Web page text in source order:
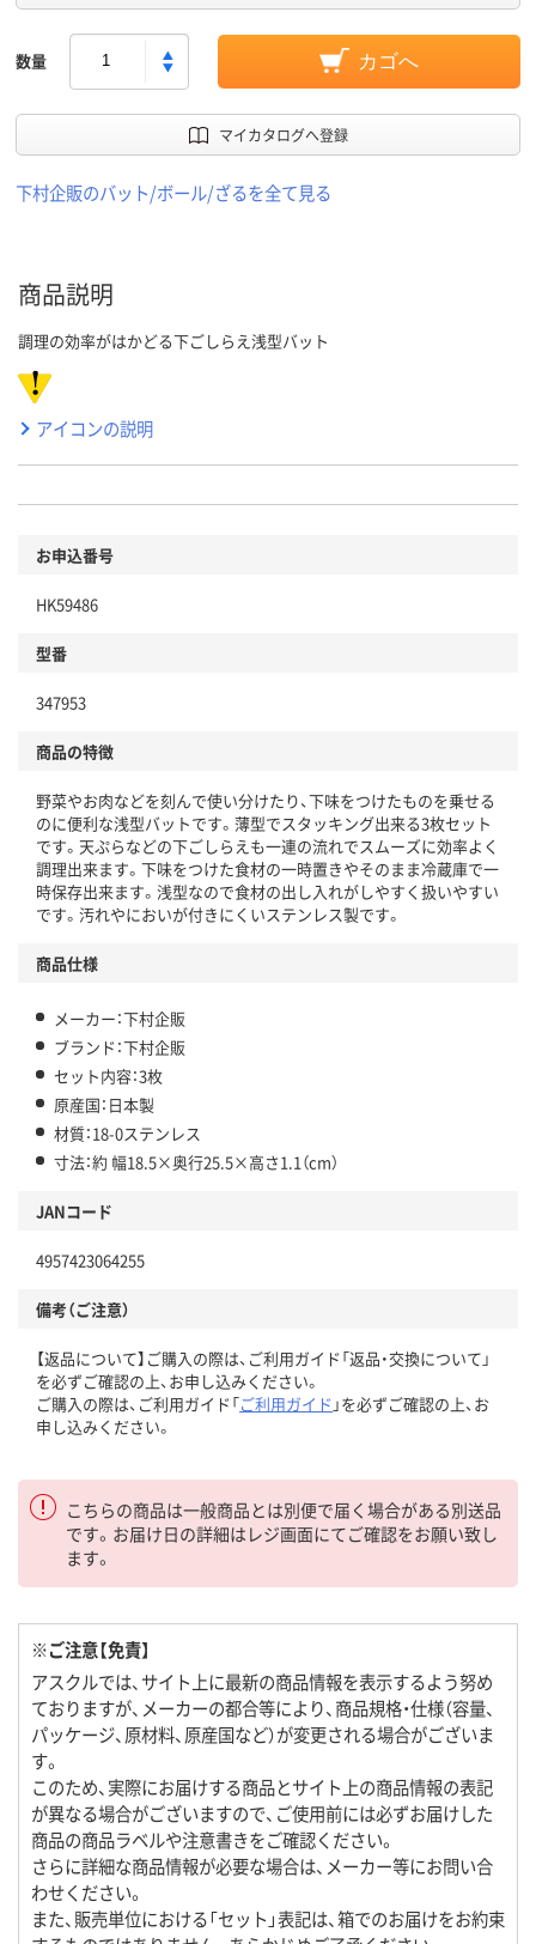
数量 カゴへ
マイカタログへ登録
下村企販のバット/ボール/ざるを全て見る
商品説明
調理の効率がはかどる下ごしらえ浅型バット
アイコンの説明
お申込番号
HK59486
型番
347953
商品の特徴
野菜やお肉などを刻んで使い分けたり、下味をつけたものを乗せる
のに便利な浅型バットです。薄型でスタッキング出来る3枚セット
です。天ぷらなどの下ごしらえも一連の流れでスムーズに効率よく
調理出来ます。下味をつけた食材の一時置きやそのまま冷蔵庫で一
時保存出来ます。浅型なので食材の出し入れがしやすく扱いやすい
です。汚れやにおいが付きにくいステンレス製です。
商品仕様
メーカー：下村企販
ブランド：下村企販
セット内容：3枚
原産国：日本製
材質：18-0ステンレス
寸法：約 幅18.5×奥行25.5×高さ1.1（cm）
JANコード
4957423064255
備考（ご注意）
【返品について】ご購入の際は、ご利用ガイド「返品・交換について」
を必ずご確認の上、お申し込みください。
ご購入の際は、ご利用ガイド「ご利用ガイド 」を必ずご確認の上、お
申し込みください。
こちらの商品は一般商品とは別便で届く場合がある別送品
です。お届け日の詳細はレジ画面にてご確認をお願い致し
ます。
※ご注意【免責】
アスクルでは、サイト上に最新の商品情報を表示するよう努め
ておりますが、メーカーの都合等により、商品規格・仕様（容量、
パッケージ、原材料、原産国など）が変更される場合がございま
す。
このため、実際にお届けする商品とサイト上の商品情報の表記
が異なる場合がございますので、ご使用前には必ずお届けした
商品の商品ラベルや注意書きをご確認ください。
さらに詳細な商品情報が必要な場合は、メーカー等にお問い合
わせください。
また、販売単位における「セット」表記は、箱でのお届けをお約束